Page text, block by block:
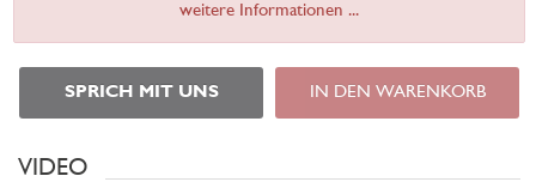
weitere Informationen ...
SPRICH MIT UNS IN DEN WARENKORB
VIDEO